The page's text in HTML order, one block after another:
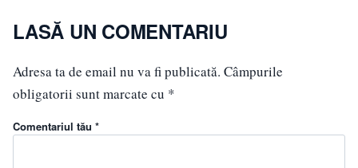
LASĂ UN COMENTARIU
Adresa ta de email nu va fi publicată. Câmpurile
obligatorii sunt marcate cu *
Comentariul tău *